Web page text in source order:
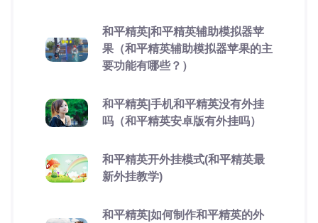
和平精英|和平精英辅助模拟器苹
果（和平精英辅助模拟器苹果的主
要功能有哪些？）
和平精英|手机和平精英没有外挂
吗（和平精英安卓版有外挂吗）
和平精英开外挂模式(和平精英最
新外挂教学)
和平精英|如何制作和平精英的外